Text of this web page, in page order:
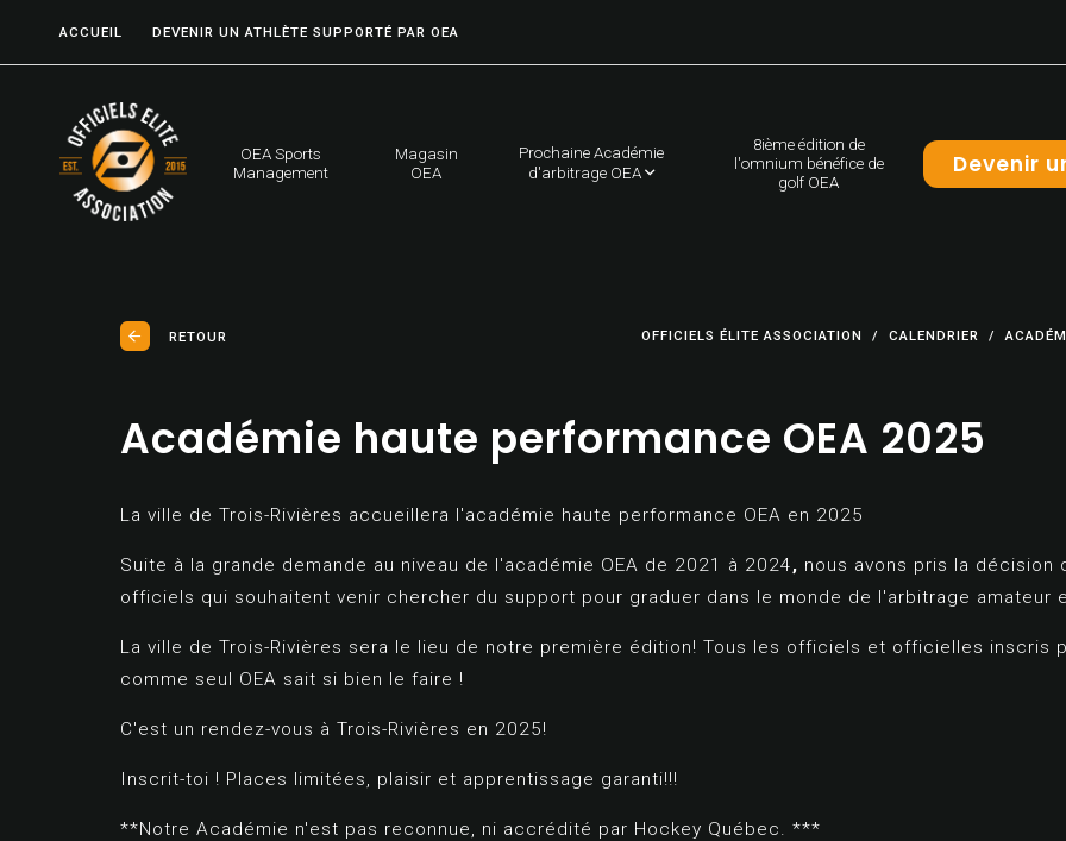
ACCUEIL DEVENIR UN ATHLÈTE SUPPORTÉ PAR OEA
OEA Sports
Management
Magasin
OEA
Prochaine Académie
d'arbitrage OEA
8ième édition de
l'omnium bénéfice de
golf OEA
Devenir
RETOUR OFFICIELS ÉLITE ASSOCIATION CALENDRIER
Académie haute performance OEA 2025
La ville de Trois-Rivières accueillera l'académie haute performance OEA en 2025
Suite à la grande demande au niveau de l'académie OEA de 2021 à 2024, nous avons pris la
officiels qui souhaitent venir chercher du support pour graduer dans le monde de l'arbitrage amateur
La ville de Trois-Rivières sera le lieu de notre première édition! Tous les officiels et officielles inscris
comme seul OEA sait si bien le faire !
C'est un rendez-vous à Trois-Rivières en 2025!
Inscrit-toi ! Places limitées, plaisir et apprentissage garanti!!!
**Notre Académie n'est pas reconnue, ni accrédité par Hockey Québec. ***